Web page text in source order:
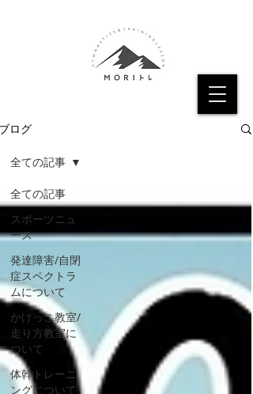
ログ
全ての記事
スポーツニュ
ース
発達障害/自閉
症スペクトラ
ムについて
かけっこ教室/
走り方教室に
ついて
体幹トレーニ
ングについて
全ての記事